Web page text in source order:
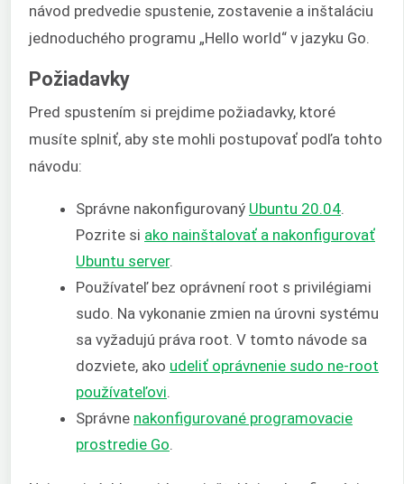
návod predvedie spustenie, zostavenie a inštaláciu
jednoduchého programu „Hello world“ v jazyku Go.
Požiadavky
Pred spustením si prejdime požiadavky, ktoré
musíte splniť, aby ste mohli postupovať podľa tohto
návodu:
Správne nakonfigurovaný Ubuntu 20.04.
Pozrite si ako nainštalovať a nakonfigurovať
Ubuntu server.
Používateľ bez oprávnení root s privilégiami
sudo. Na vykonanie zmien na úrovni systému
sa vyžadujú práva root. V tomto návode sa
dozviete, ako udeliť oprávnenie sudo ne-root
používateľovi.
Správne nakonfigurované programovacie
prostredie Go.